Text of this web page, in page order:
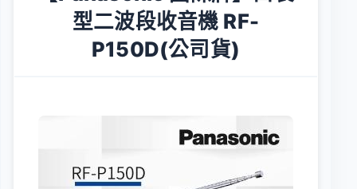
型二波段收音機 RF-
P150D(公司貨)